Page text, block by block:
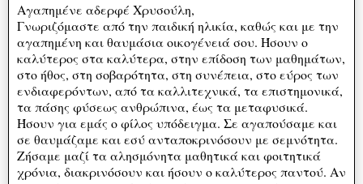
Αγαπημένε αδερφέ Χρυσούλη,
Γνωριζόμαστε από την παιδική ηλικία, καθώς και με την
αγαπημένη και θαυμάσια οικογένειά σου. Ήσουν ο
καλύτερος στα καλύτερα, στην επίδοση των μαθημάτων,
στο ήθος, στη σοβαρότητα, στη συνέπεια, στο εύρος των
ενδιαφερόντων, από τα καλλιτεχνικά, τα επιστημονικά,
τα πάσης φύσεως ανθρώπινα, έως τα μεταφυσικά.
Ήσουν για εμάς ο φίλος υπόδειγμα. Σε αγαπούσαμε και
σε θαυμάζαμε και εσύ ανταποκρινόσουν με σεμνότητα.
Ζήσαμε μαζί τα αλησμόνητα μαθητικά και φοιτητικά
χρόνια, διακρινόσουν και ήσουν ο καλύτερος παντού. Αν